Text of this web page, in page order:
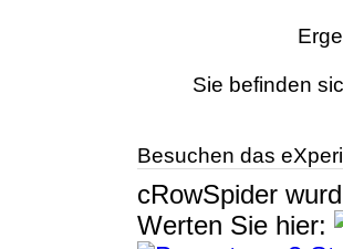
Sie befinden
Besuchen das
cRowSpider
Werten Sie hier: